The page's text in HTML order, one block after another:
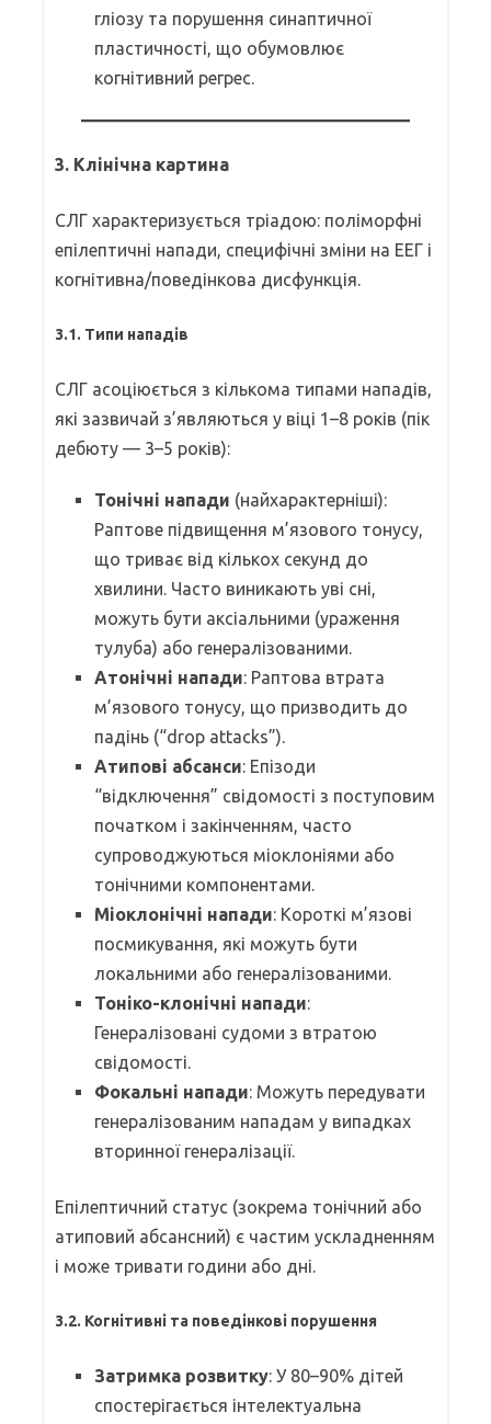
гліозу та порушення синаптичної
пластичності, що обумовлює
когнітивний регрес.
3. Клінічна картина
СЛГ характеризується тріадою: поліморфні
епілептичні напади, специфічні зміни на ЕЕГ і
когнітивна/поведінкова дисфункція.
3.1. Типи нападів
СЛГ асоціюється з кількома типами нападів,
які зазвичай з’являються у віці 1–8 років (пік
дебюту — 3–5 років):
Тонічні напади (найхарактерніші):
Раптове підвищення м’язового тонусу,
що триває від кількох секунд до
хвилини. Часто виникають уві сні,
можуть бути аксіальними (ураження
тулуба) або генералізованими.
Атонічні напади: Раптова втрата
м’язового тонусу, що призводить до
падінь (“drop attacks”).
Атипові абсанси: Епізоди
“відключення” свідомості з поступовим
початком і закінченням, часто
супроводжуються міоклоніями або
тонічними компонентами.
Міоклонічні напади: Короткі м’язові
посмикування, які можуть бути
локальними або генералізованими.
Тоніко-клонічні напади:
Генералізовані судоми з втратою
свідомості.
Фокальні напади: Можуть передувати
генералізованим нападам у випадках
вторинної генералізації.
Епілептичний статус (зокрема тонічний або
атиповий абсансний) є частим ускладненням
і може тривати години або дні.
3.2. Когнітивні та поведінкові порушення
Затримка розвитку: У 80–90% дітей
спостерігається інтелектуальна